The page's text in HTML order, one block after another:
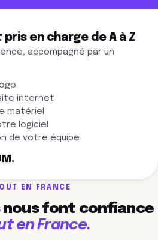
en charge de A à Z
accompagné par un
internet
matériel
logiciel
de votre équipe
EN FRANCE
nous font confiance
en France.